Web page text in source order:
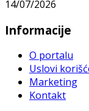
14/07/2026
Informacije
O portalu
Uslovi
Marketing
Kontakt